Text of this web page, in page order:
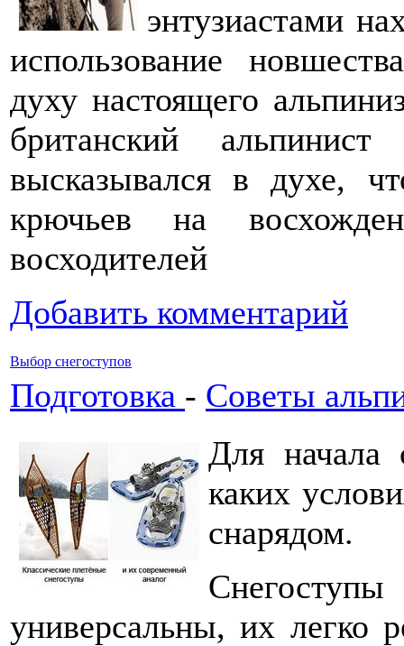
энтузиастами
использование
духу настоящего
британский
высказывался в духе,
крючьев на
восходителей
Добавить комментарий
Выбор снегоступов
Подготовка - Советы
Для начала
каких
снарядом.
Снегоступы
универсальны, их легко